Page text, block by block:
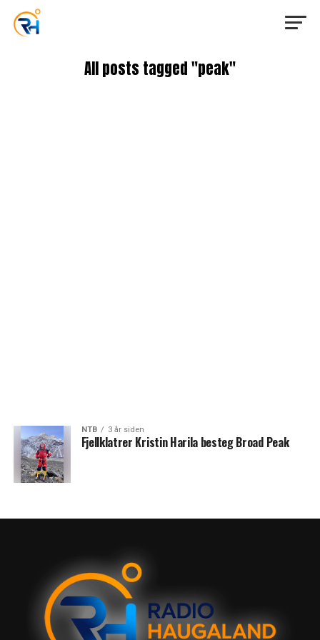
All posts tagged "peak"
NTB 3 år siden
Fjellklatrer Kristin Harila besteg Broad Peak